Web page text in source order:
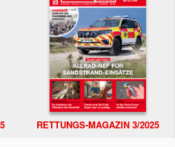
RETTUNGS-MAGAZIN 3/2025